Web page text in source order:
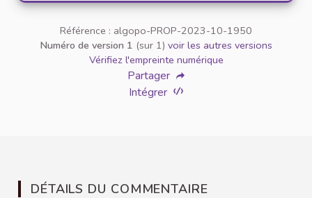
Référence : algopo-PROP-2023-10-1950
Numéro de version 1 (sur 1) voir les autres versions
Vérifiez l'empreinte numérique
Partager
Intégrer
DÉTAILS DU COMMENTAIRE